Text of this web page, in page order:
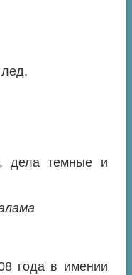
дела темные и
года в имении